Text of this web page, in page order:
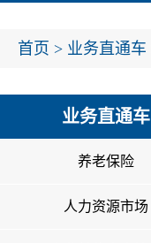
首页 > 业务直通车
业务直通车
养老保险
人力资源市场